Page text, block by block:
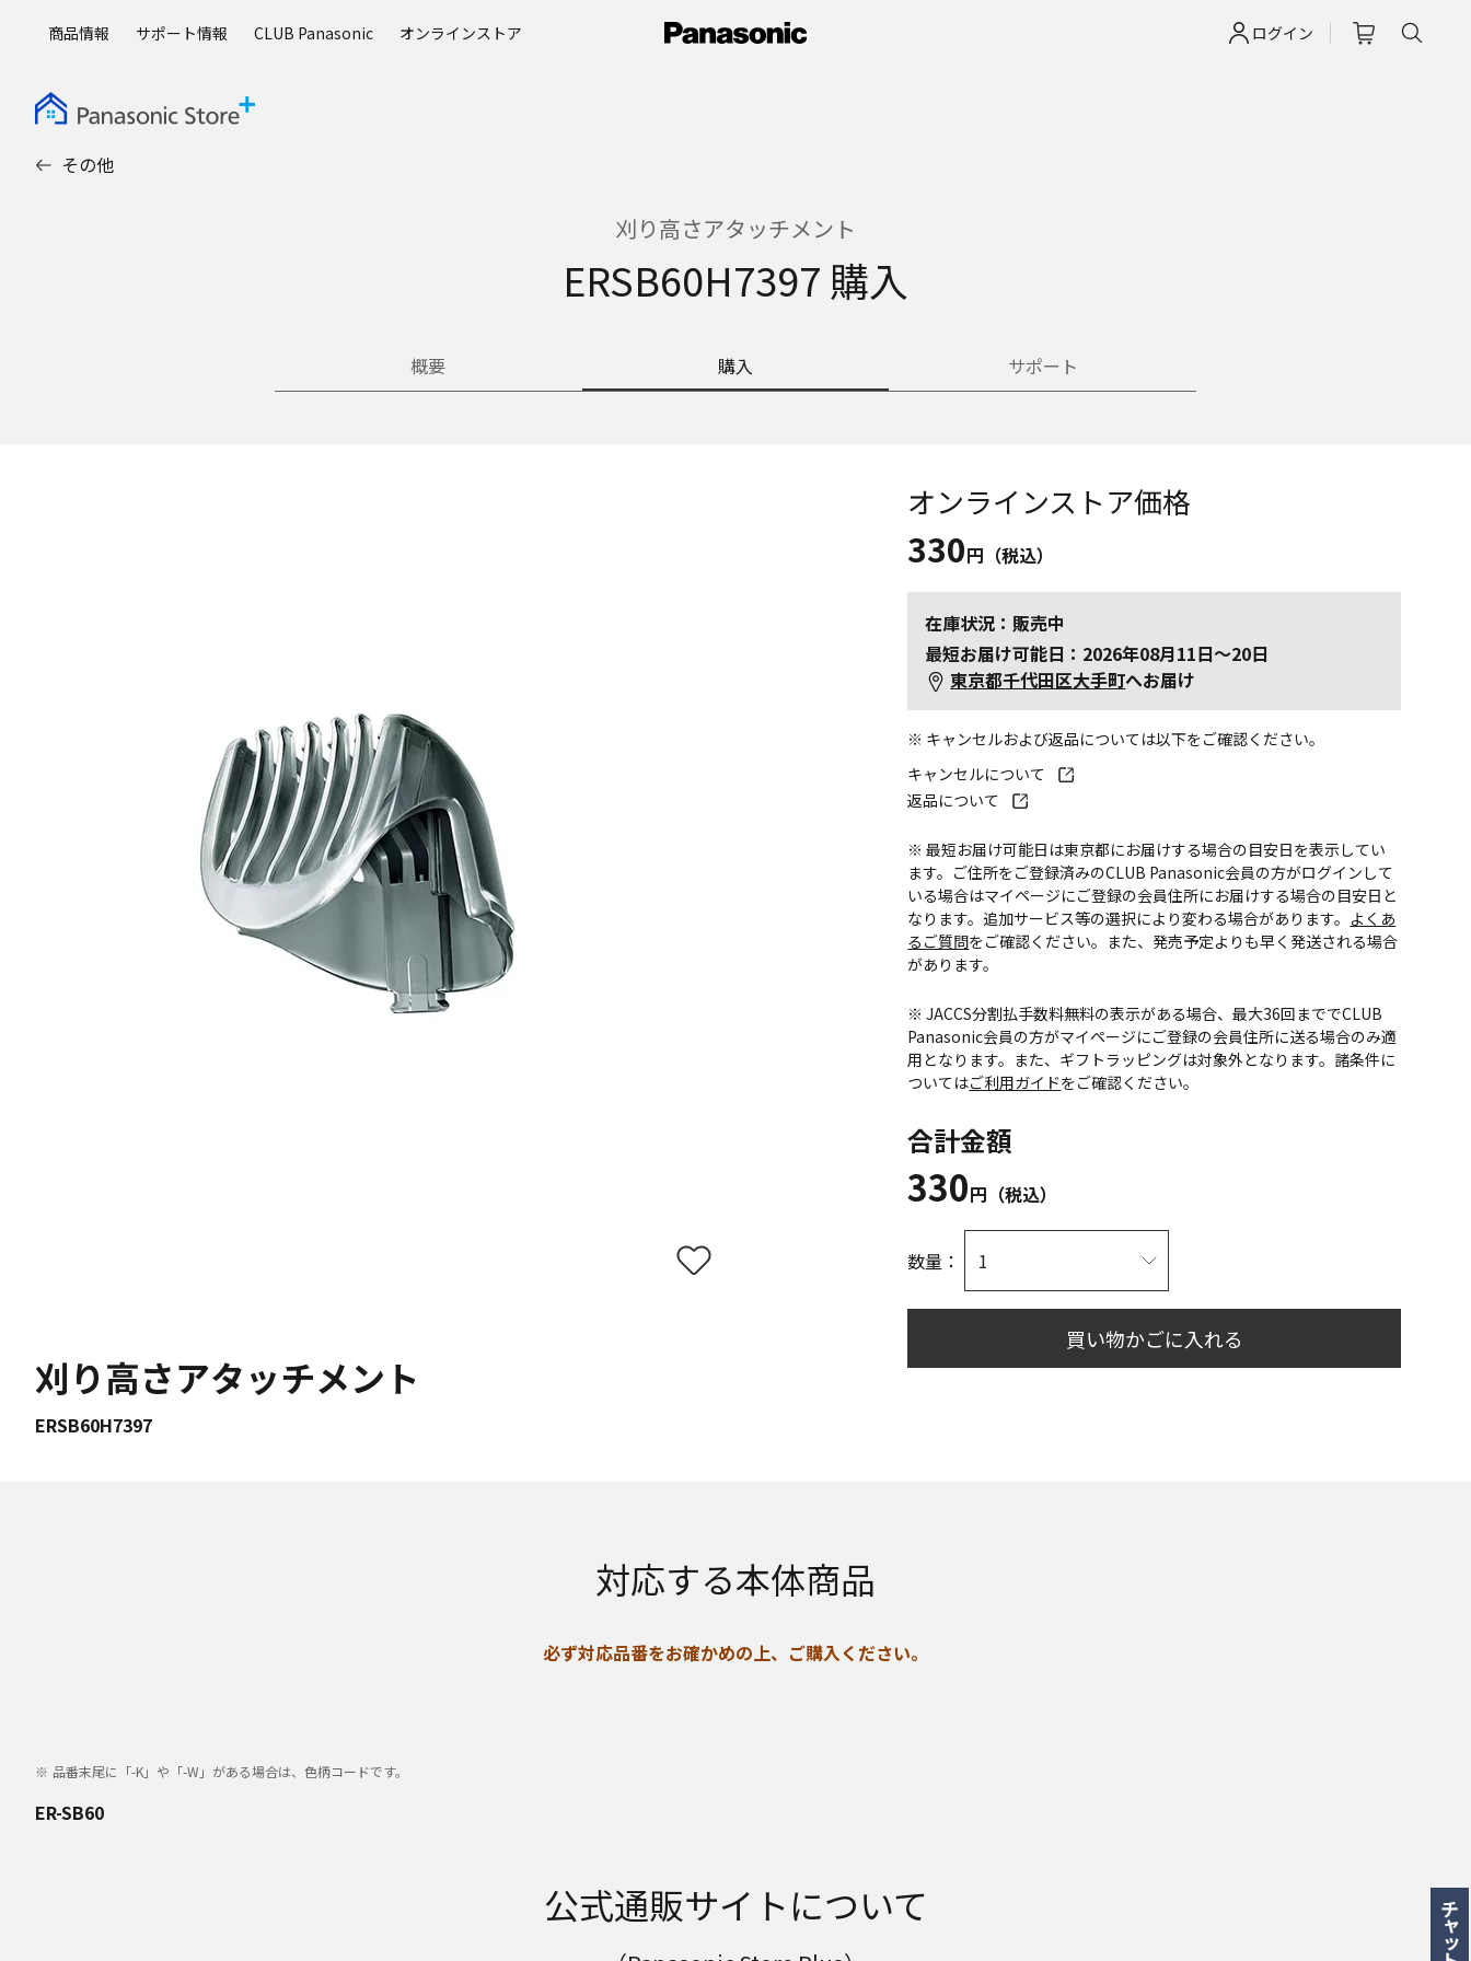
ログイン
商品情報 サポート情報 CLUB Panasonic オンラインストア
その他
刈り高さアタッチメント
ERSB60H7397 購入
概要 購入 サポート
刈り高さアタッチメント
ERSB60H7397
オンラインストア価格
330円（税込）
在庫状況：販売中
最短お届け可能日：2026年08月11日～20日
東京都千代田区大手町へお届け
※ キャンセルおよび返品については以下をご確認ください。
キャンセルについて
返品について
※ 最短お届け可能日は東京都にお届けする場合の目安日を表示してい
ます。ご住所をご登録済みのCLUB Panasonic会員の方がログインして
いる場合はマイページにご登録の会員住所にお届けする場合の目安日と
なります。追加サービス等の選択により変わる場合があります。 よくあ
るご質問をご確認ください。また、発売予定よりも早く発送される場合
があります。
※ JACCS分割払手数料無料の表示がある場合、最大36回まででCLUB
Panasonic会員の方がマイページにご登録の会員住所に送る場合のみ適
用となります。また、ギフトラッピングは対象外となります。諸条件に
ついてはご利用ガイドをご確認ください。
合計金額
330円（税込）
数量：
買い物かごに入れる
対応する本体商品
必ず対応品番をお確かめの上、ご購入ください。
品番末尾に「-K」や「-W」がある場合は、色柄コードです。
ER-SB60
公式通販サイトについて